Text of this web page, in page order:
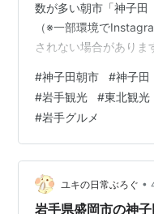
数が多い朝市「神子田
（※一部環境で
されない場合がありま
は、県内外から人が集
310日。 300日以上と
になく、日本で一番活
月曜日だけがお休みで
でも祝日であれば営業
日本最大級で、野菜
#神子田朝市 #神子田
#岩手観光 #東北観光
#岩手グルメ
ユキの日常ぶろぐ •
岩手県盛岡市の神